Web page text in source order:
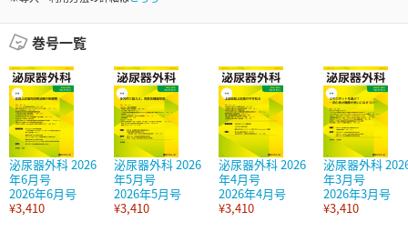
巻号一覧
泌尿器外科 2026
年6月号
2026年6月号
¥3,410
泌尿器外科 2026
年5月号
2026年5月号
¥3,410
泌尿器外科 2026
年4月号
2026年4月号
¥3,410
泌尿器外科
年3月号
2026年3月号
¥3,410